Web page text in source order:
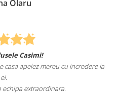
Felcitari oameni minunati
sunteti cei mai buni. Nepotii mei au
Recomand cu drag